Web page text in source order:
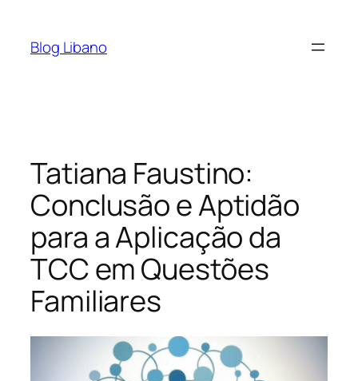
Blog Libano
Tatiana Faustino:
Conclusão e Aptidão
para a Aplicação da
TCC em Questões
Familiares